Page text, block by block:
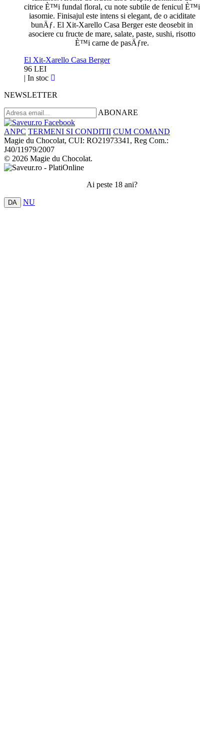
citrice È™i fundal floral, cu note subtile de fenicul È™i
iasomie. Finisajul este intens si elegant, de o aciditate
bunÄƒ. El Xit-Xarello Casa Berger este deosebit in
asociere cu fructe de mare, salate, paste, sushi, risotto
È™i carne de pasÄƒre.
El Xit-Xarello Casa Berger
96 LEI
| In stoc
NEWSLETTER
ABONARE
ANPC TERMENI SI CONDITII CUM COMAND
Magie du Chocolat, CUI: RO21973341, Reg Com.:
J40/11979/2007
© 2026 Magie du Chocolat.
Ai peste 18 ani?
DA NU